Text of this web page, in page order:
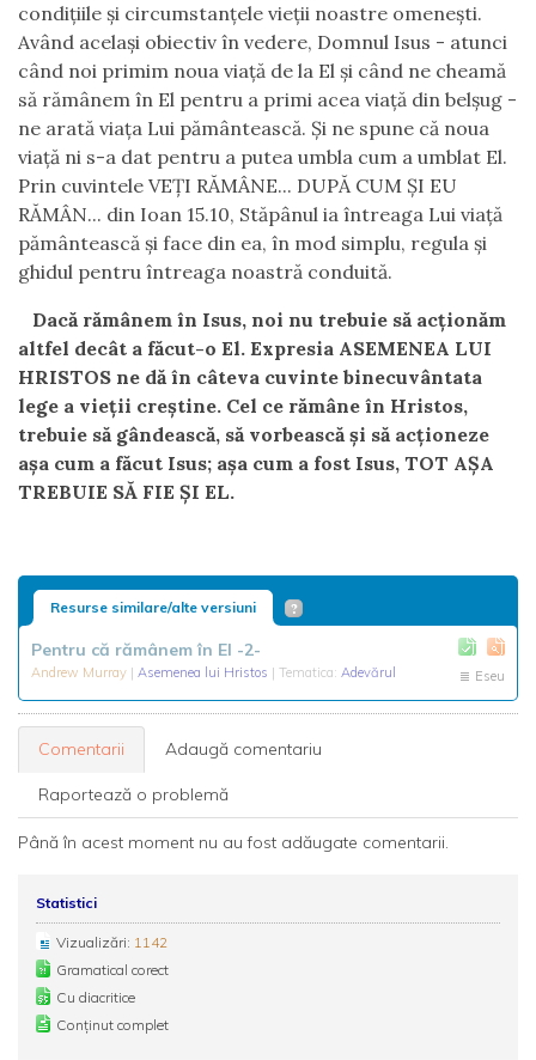
condițiile și circumstanțele vieții noastre omenești.
Având același obiectiv în vedere, Domnul Isus - atunci
când noi primim noua viață de la El și când ne cheamă
să rămânem în El pentru a primi acea viață din belșug -
ne arată viața Lui pământească. Și ne spune că noua
viață ni s-a dat pentru a putea umbla cum a umblat El.
Prin cuvintele VEȚI RĂMÂNE... DUPĂ CUM ȘI EU
RĂMÂN... din Ioan 15.10, Stăpânul ia întreaga Lui viață
pământească și face din ea, în mod simplu, regula și
ghidul pentru întreaga noastră conduită.
Dacă rămânem în Isus, noi nu trebuie să acționăm
altfel decât a făcut-o El. Expresia ASEMENEA LUI
HRISTOS ne dă în câteva cuvinte binecuvântata
lege a vieții creștine. Cel ce rămâne în Hristos,
trebuie să gândească, să vorbească și să acționeze
așa cum a făcut Isus; așa cum a fost Isus, TOT AȘA
TREBUIE SĂ FIE ȘI EL.
Resurse similare/alte versiuni
Pentru că rămânem în El -2-
Andrew Murray | Asemenea lui Hristos | Tematica: Adevărul Eseu
Comentarii Adaugă comentariu
Raportează o problemă
Până în acest moment nu au fost adăugate comentarii.
Statistici
Vizualizări: 1142
Gramatical corect
Cu diacritice
Conținut complet